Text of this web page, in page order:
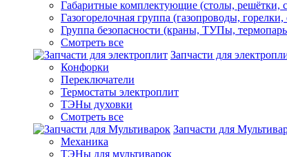
Габаритные комплектующие (столы, решётки,
Газогорелочная группа (газопроводы,
Группа безопасности (краны, ТУПы,
Смотреть все
Запчасти для
Конфорки
Переключатели
Термостаты электроплит
ТЭНы духовки
Смотреть все
Запчасти для
Механика
ТЭНы для мультиварок